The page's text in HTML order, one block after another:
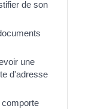
de son
une
d'adresse